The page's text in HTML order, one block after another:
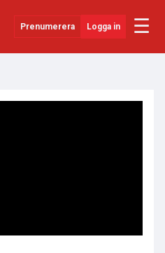
Prenumerera Logga in ☰